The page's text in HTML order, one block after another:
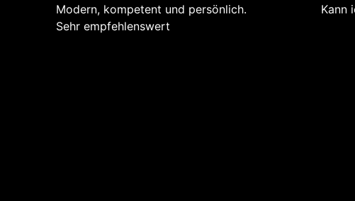
Modern, kompetent und persönlich.
Sehr empfehlenswert
Kann